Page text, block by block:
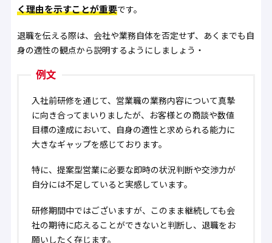
く理由を示すことが重要です。
退職を伝える際は、会社や業務自体を否定せず、あくまでも自
身の適性の観点から説明するようにしましょう・
例文
入社前研修を通じて、営業職の業務内容について真摯
に向き合ってまいりましたが、お客様との商談や数値
目標の達成において、自身の適性と求められる能力に
大きなギャップを感じております。
特に、提案型営業に必要な即時の状況判断や交渉力が
自分には不足していると実感しています。
研修期間中ではございますが、このまま継続しても会
社の期待に応えることができないと判断し、退職をお
願いしたく存じます。